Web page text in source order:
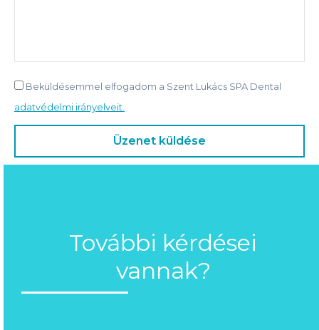
Beküldésemmel elfogadom a Szent Lukács SPA Dental
adatvédelmi irányelveit.
További kérdései
vannak?